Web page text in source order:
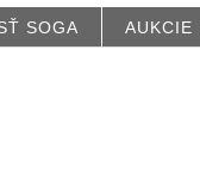
SOGA AUKCIE